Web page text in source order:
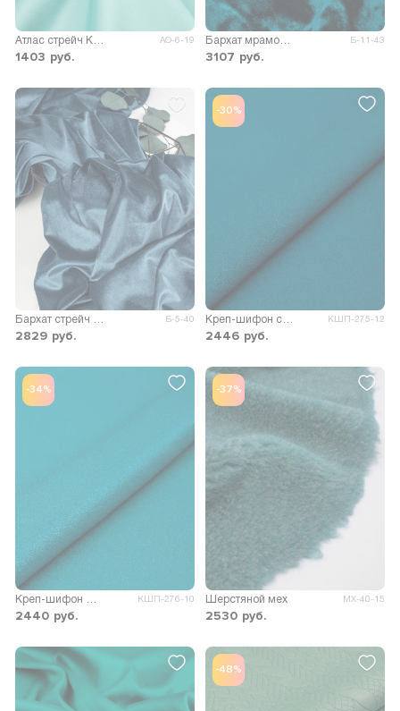
АО-6-19
1403 руб.
Б-11-43
3107 руб.
Бархат стрейч однотонный Б-5-40
2829 руб.
-30%
Креп-шифон стрейч металлик КШП-275-12
2446 руб.
-34%
КШП-276-10
2440 руб.
-37%
Шерстяной мех МХ-40-15
2530 руб.
-48%